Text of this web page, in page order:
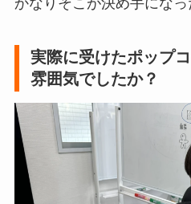
かなりそこが決め手になっ
実際に受けたポップ
雰囲気でしたか？